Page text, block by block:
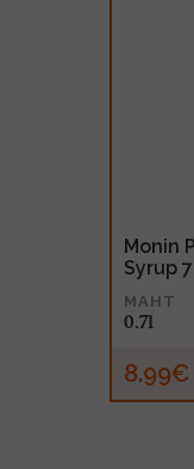
Monin
Syrup
MAHT
0.7l
8.99€